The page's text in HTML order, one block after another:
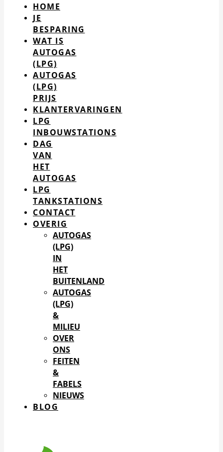
HOME
JE
BESPARING
WAT IS
AUTOGAS
(LPG)
AUTOGAS
(LPG)
PRIJS
KLANTERVARINGEN
LPG
INBOUWSTATIONS
DAG
VAN
HET
AUTOGAS
LPG
TANKSTATIONS
CONTACT
OVERIG
AUTOGAS
(LPG)
IN
HET
BUITENLAND
AUTOGAS
(LPG)
&
MILIEU
OVER
ONS
FEITEN
&
FABELS
NIEUWS
BLOG